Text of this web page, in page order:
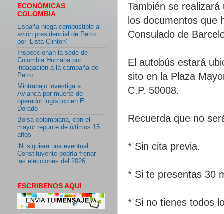
También se
los documentos que
Consulado de
El autobús estará
sito en la Plaza
C.P. 50008.
Recuerda que no
* Sin cita previa.
* Si te presentas 30
* Si no tienes todos
ECONÓMICAS
COLOMBIA
España niega combustible al
avión presidencial de Petro
por ‘Lista Clinton’
Inspeccionan la sede de
Colombia Humana por
indagación a la campaña de
Petro
Mintrabajo investiga a
Avianca por muerte de
operador logístico en El
Dorado
Bolsa colombiana, con el
mayor repunte de últimos 15
años
‘Ni siquiera una eventual
Constituyente podría frenar
las elecciones del 2026’
ESCRIBENOS AQUI